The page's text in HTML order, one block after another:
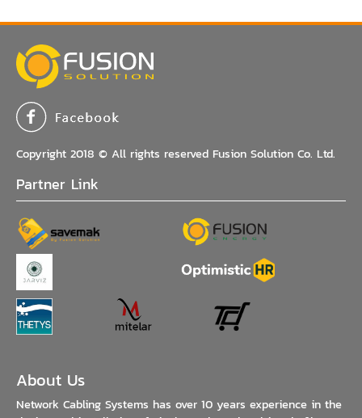
Copyright 2018 © All rights reserved Fusion Solution Co. Ltd.
Partner Link
About Us
Network Cabling Systems has over 10 years experience in the